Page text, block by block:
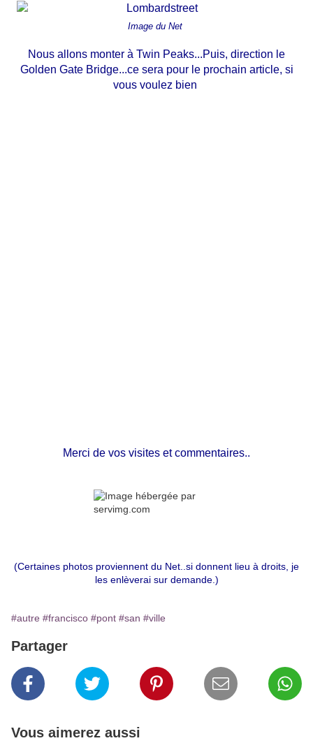
Image du Net
Nous allons monter à Twin Peaks...Puis, direction le
Golden Gate Bridge...ce sera pour le prochain article, si
vous voulez bien
Merci de vos visites et commentaires..
(Certaines photos proviennent du Net..si donnent lieu à droits, je
les enlèverai sur demande.)
#autre #francisco #pont #san #ville
Partager
Vous aimerez aussi